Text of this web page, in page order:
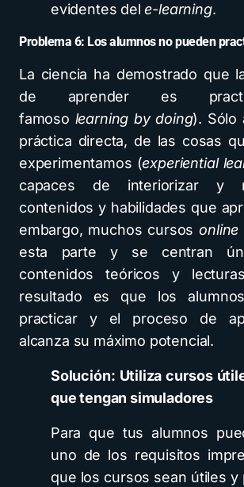
evidentes dele-learning.
Problema 6: Los alumnos no pueden
La ciencia ha demostrado que
de aprender es
famoso learning by doing). Sólo
práctica directa, de las cosas
experimentamos (experiential
capaces de interiorizar y
contenidos y habilidades que
embargo, muchos cursosonline
esta parte y se centran
contenidos teóricos y
resultado es que los
practicar y el proceso de
alcanza su máximo potencial.
Solución: Utiliza cursos
que tengan simuladores
Para que tus alumnos
uno de los requisitos
que los cursos sean útiles y